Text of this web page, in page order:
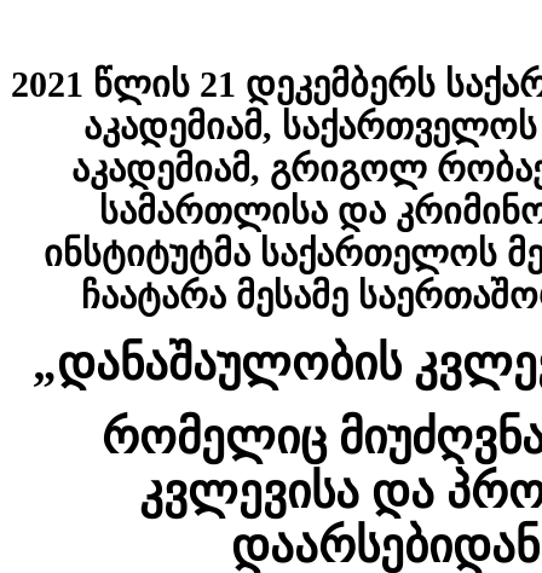
2021 წლის 21 დეკემბერს
აკადემიამ,
აკადემიამ, გრიგოლ
სამართლისა და
ინსტიტუტმა საქართელოს
ჩაატარა მესამე
„დანაშაულობის
რომელიც
კვლევისა და